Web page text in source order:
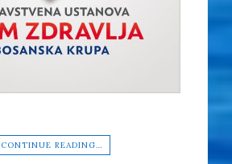
CONTINUE READING…